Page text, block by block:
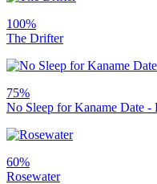
100%
The Drifter
75%
No Sleep for Kaname Date
60%
Rosewater